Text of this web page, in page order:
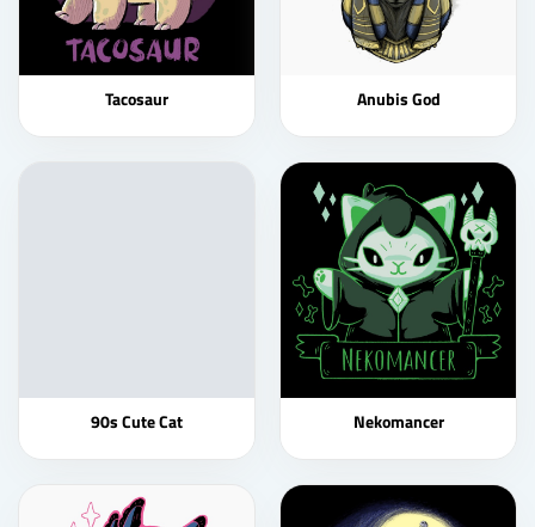
Tacosaur Anubis God
90s Cute Cat Nekomancer